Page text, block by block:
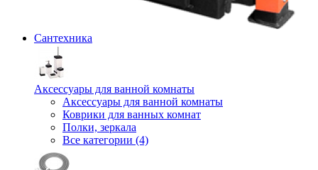
Сантехника
Аксессуары для ванной комнаты
Аксессуары для ванной комнаты
Коврики для ванных комнат
Полки, зеркала
Все категории (4)